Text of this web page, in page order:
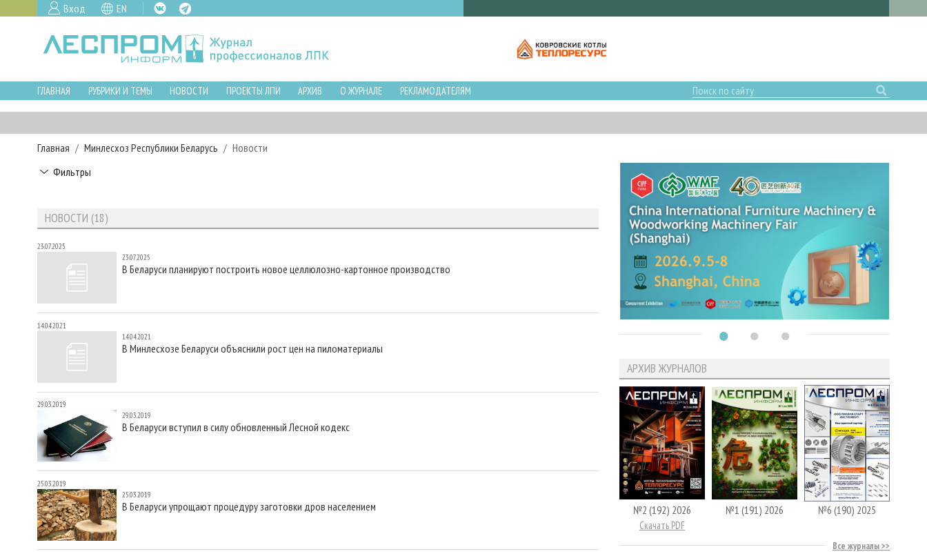
Вход EN
ГЛАВНАЯ РУБРИКИ И ТЕМЫ НОВОСТИ ПРОЕКТЫ ЛПИ АРХИВ О ЖУРНАЛЕ РЕКЛАМОДАТЕЛЯМ
Главная Минлесхоз Республики Беларусь
Новости
Фильтры
НОВОСТИ (18)
23.07.2025
23.07.2025
В Беларуси планируют построить новое целлюлозно-картонное производство
14.04.2021
14.04.2021
В Минлесхозе Беларуси объяснили рост цен на пиломатериалы
29.03.2019
29.03.2019
В Беларуси вступил в силу обновленный Лесной кодекс
25.03.2019
25.03.2019
В Беларуси упрощают процедуру заготовки дров населением
АРХИВ ЖУРНАЛОВ
№2 (192) 2026
Скачать PDF
№1 (191) 2026 №6 (190) 2025
Все журналы